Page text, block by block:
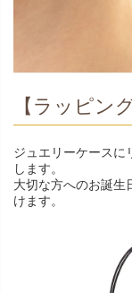
【ラッピン
ジュエリーケースに
します。
大切な方へのお誕生
けます。